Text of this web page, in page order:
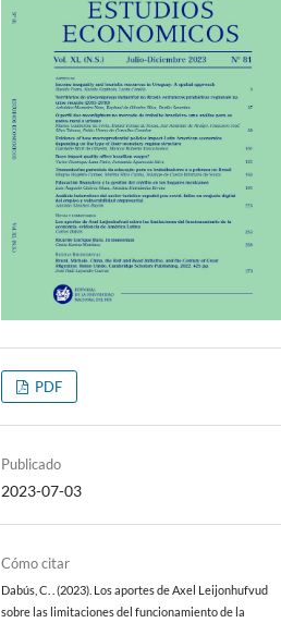
PDF
Publicado
2023-07-03
Cómo citar
Dabús, C. . (2023). Los aportes de Axel Leijonhufvud
sobre las limitaciones del funcionamiento de la